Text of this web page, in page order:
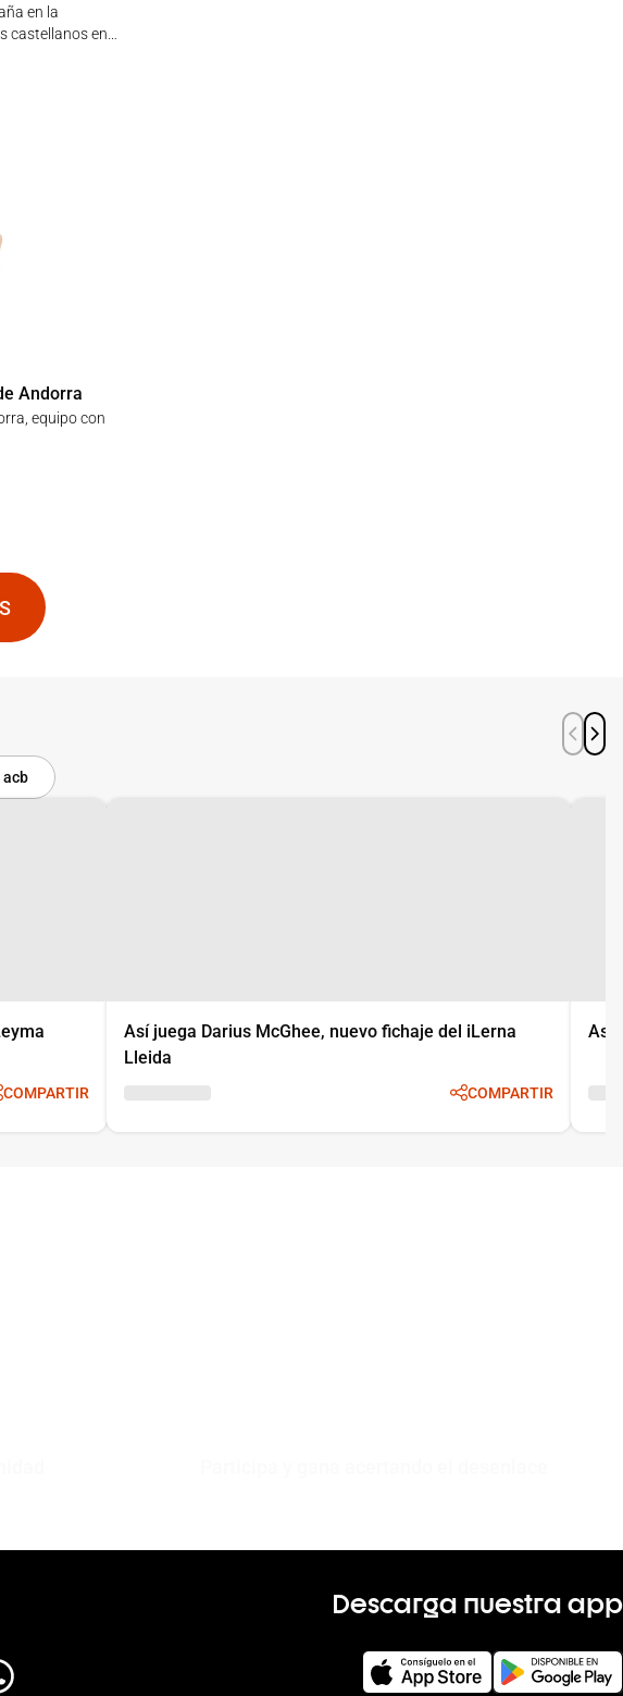
en la
castellanos en
Andorra
equipo con
acb
COMPARTIR
Así juega Darius McGhee, nuevo fichaje del iLerna
Lleida
COMPARTIR
Así
Descarga nuestra app